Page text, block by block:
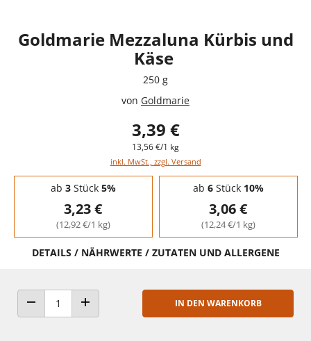
Goldmarie Mezzaluna Kürbis und
Käse
250 g
von Goldmarie
3,39 €
13,56 €/1 kg
inkl. MwSt., zzgl. Versand
Staffelpreise - Mengenrabatt
ab 3Stück 5%
3,23 €
(12,92 €/1 kg)
ab 6Stück 10%
3,06 €
(12,24 €/1 kg)
DETAILS / NÄHRWERTE / ZUTATEN UND ALLERGENE
ANZAHL VERRINGERNANZAHL ERHÖHEN
IN DEN WARENKORB